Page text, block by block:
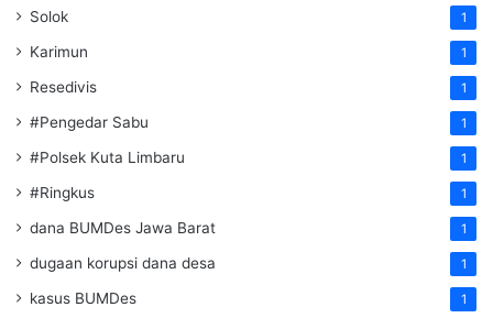
Solok 1
Karimun 1
Resedivis 1
#Pengedar Sabu 1
#Polsek Kuta Limbaru 1
#Ringkus 1
dana BUMDes Jawa Barat 1
dugaan korupsi dana desa 1
kasus BUMDes 1